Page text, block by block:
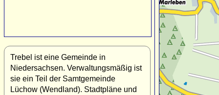
Trebel ist eine Gemeinde in
Niedersachsen. Verwaltungsmäßig ist
sie ein Teil der Samtgemeinde
Lüchow (Wendland). Stadtpläne und